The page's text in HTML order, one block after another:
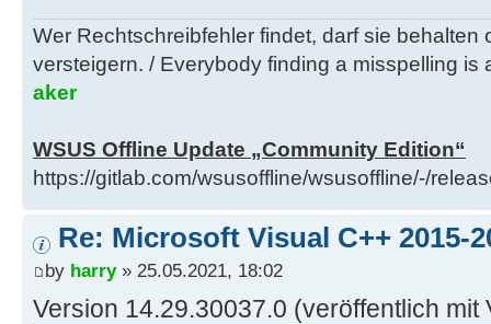
Wer Rechtschreibfehler findet, darf sie behalten
versteigern. / Everybody finding a misspelling is
aker
WSUS Offline Update „Community Edition“
https://gitlab.com/wsusoffline/wsusoffline/-/
Re: Microsoft Visual C++ 2015-
by harry» 25.05.2021, 18:02
Version 14.29.30037.0 (veröffentlich mit